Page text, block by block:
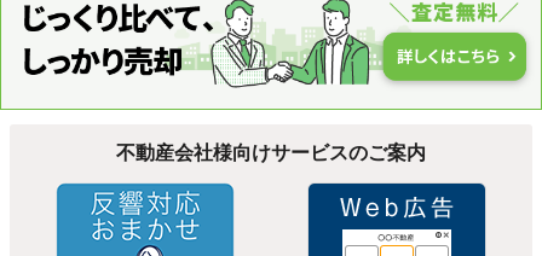
不動産会社様向けサービスのご案内